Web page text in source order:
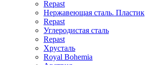
Repast
Нержавеющая сталь. Пластик
Repast
Углеродистая сталь
Repast
Хрусталь
Royal Bohemia